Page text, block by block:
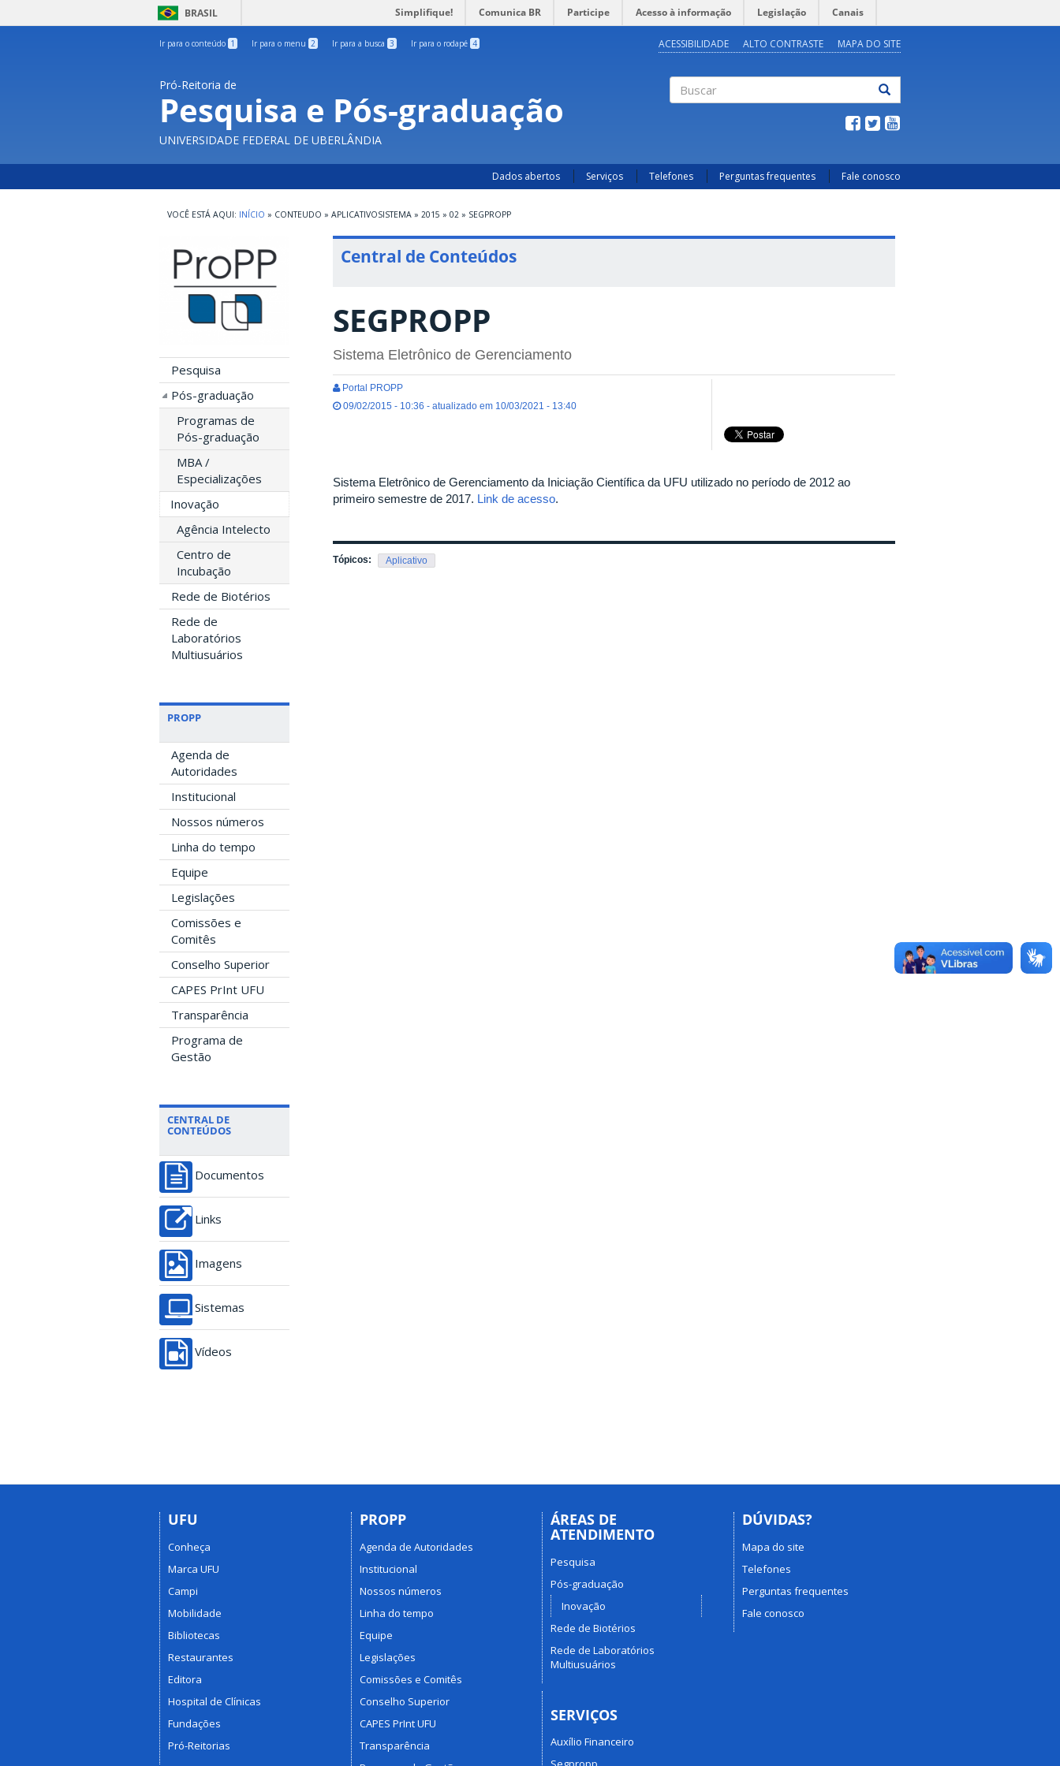
BRASIL Simplifique! Comunica BR Participe Acesso à informação Legislação Canais
Ir para o conteúdo 1 Ir para o menu 2 Ir para a busca 3 Ir para o rodapé 4 ACESSIBILIDADE ALTO CONTRASTE MAPA DO SITE
Pró-Reitoria de
Pesquisa e Pós-graduação
UNIVERSIDADE FEDERAL DE UBERLÂNDIA
Dados abertos Serviços Telefones Perguntas frequentes Fale conosco
INÍCIO » CONTEUDO » APLICATIVOSISTEMA » 2015 » 02 » SEGPROPP
Pesquisa
Pós-graduação
Programas de
Pós-graduação
MBA /
Especializações
Inovação
Agência Intelecto
Centro de
Incubação
Rede de Biotérios
Rede de
Laboratórios
Multiusuários
PROPP
Agenda de
Autoridades
Institucional
Nossos números
Linha do tempo
Equipe
Legislações
Comissões e
Comitês
Conselho Superior
CAPES PrInt UFU
Transparência
Programa de
Gestão
CENTRAL DE
CONTEÚDOS
Documentos
Links
Imagens
Sistemas
Vídeos
Central de Conteúdos
SEGPROPP
Sistema Eletrônico de Gerenciamento
Portal PROPP
09/02/2015 - 10:36 - atualizado em 10/03/2021 - 13:40
Sistema Eletrônico de Gerenciamento da Iniciação Científica da UFU utilizado no período de 2012 ao
primeiro semestre de 2017. Link de acesso.
Tópicos: Aplicativo
UFU
Conheça
Marca UFU
Campi
Mobilidade
Bibliotecas
Restaurantes
Editora
Hospital de Clínicas
Fundações
Pró-Reitorias
PROPP
Agenda de Autoridades
Institucional
Nossos números
Linha do tempo
Equipe
Legislações
Comissões e Comitês
Conselho Superior
CAPES PrInt UFU
Transparência
ÁREAS DE
ATENDIMENTO
Pesquisa
Pós-graduação
Inovação
Rede de Biotérios
Rede de Laboratórios
Multiusuários
SERVIÇOS
Auxílio Financeiro
DÚVIDAS?
Mapa do site
Telefones
Perguntas frequentes
Fale conosco